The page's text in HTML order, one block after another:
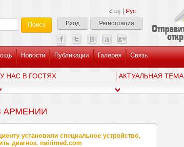
Հայ
Рус
Вход
Регистрация
Новости Публикации Галерея Связь
У НАС В ГОСТЯХ AКТУАЛЬНАЯ ТЕМА
АРМЕНИИ
установили специальное устройство,
диагноз. nairimed.com